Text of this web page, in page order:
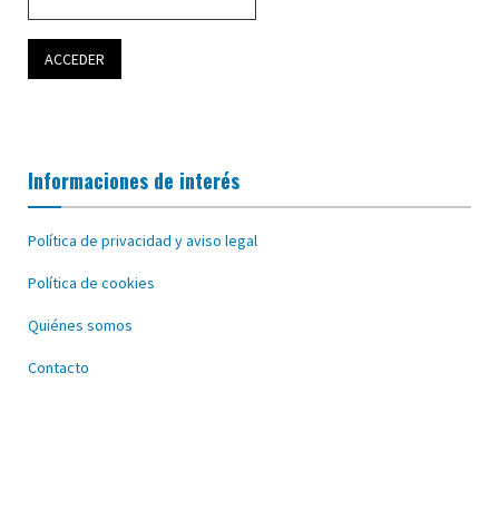
Informaciones de interés
Política de privacidad y aviso legal
Política de cookies
Quiénes somos
Contacto